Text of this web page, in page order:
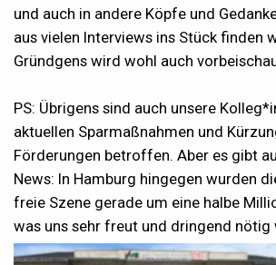
und auch in andere Köpfe und
aus vielen Interviews ins Stück finden
Gründgens wird wohl auch
PS: Übrigens sind auch unsere
aktuellen Sparmaßnahmen und
Förderungen betroffen. Aber es gibt
News: In Hamburg hingegen wurden
freie Szene gerade um eine halbe
was uns sehr freut und dringend nötig